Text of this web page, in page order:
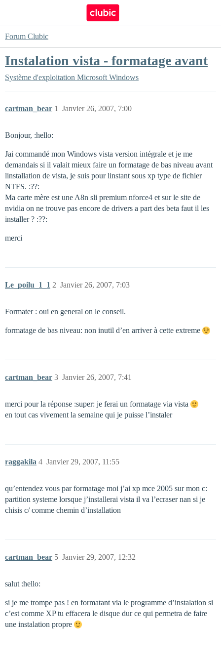
Forum Clubic
Instalation vista - formatage avant
Système d'exploitation Microsoft Windows
cartman_bear Janvier 26, 2007, 7:00
1
Bonjour, :hello:
Jai commandé mon Windows vista version intégrale et je me
demandais si il valait mieux faire un formatage de bas niveau avant
linstallation de vista, je suis pour linstant sous xp type de fichier
NTFS. :??:
Ma carte mère est une A8n sli premium nforce4 et sur le site de
nvidia on ne trouve pas encore de drivers a part des beta faut il les
installer ? :??:
merci
Le_poilu_1_1 Janvier 26, 2007, 7:03
2
Formater : oui en general on le conseil.
formatage de bas niveau: non inutil d’en arriver à cette extreme
cartman_bear Janvier 26, 2007, 7:41
3
merci pour la réponse :super: je ferai un formatage via vista
en tout cas vivement la semaine qui je puisse l’instaler
raggakila Janvier 29, 2007, 11:55
4
qu’entendez vous par formatage moi j’ai xp mce 2005 sur mon c:
partition systeme lorsque j’installerai vista il va l’ecraser nan si je
chisis c/ comme chemin d’installation
cartman_bear Janvier 29, 2007, 12:32
5
salut :hello:
si je me trompe pas ! en formatant via le programme d’instalation si
c’est comme XP tu effacera le disque dur ce qui permetra de faire
une instalation propre